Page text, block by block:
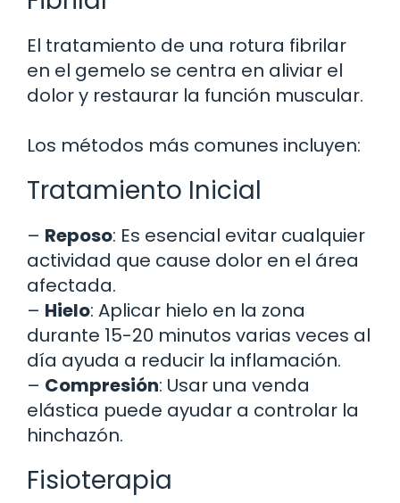
El tratamiento de una rotura fibrilar
en el gemelo se centra en aliviar el
dolor y restaurar la función muscular.
Los métodos más comunes incluyen:
Tratamiento Inicial
– Reposo: Es esencial evitar cualquier
actividad que cause dolor en el área
afectada.
– Hielo: Aplicar hielo en la zona
durante 15-20 minutos varias veces al
día ayuda a reducir la inflamación.
– Compresión: Usar una venda
elástica puede ayudar a controlar la
hinchazón.
Fisioterapia